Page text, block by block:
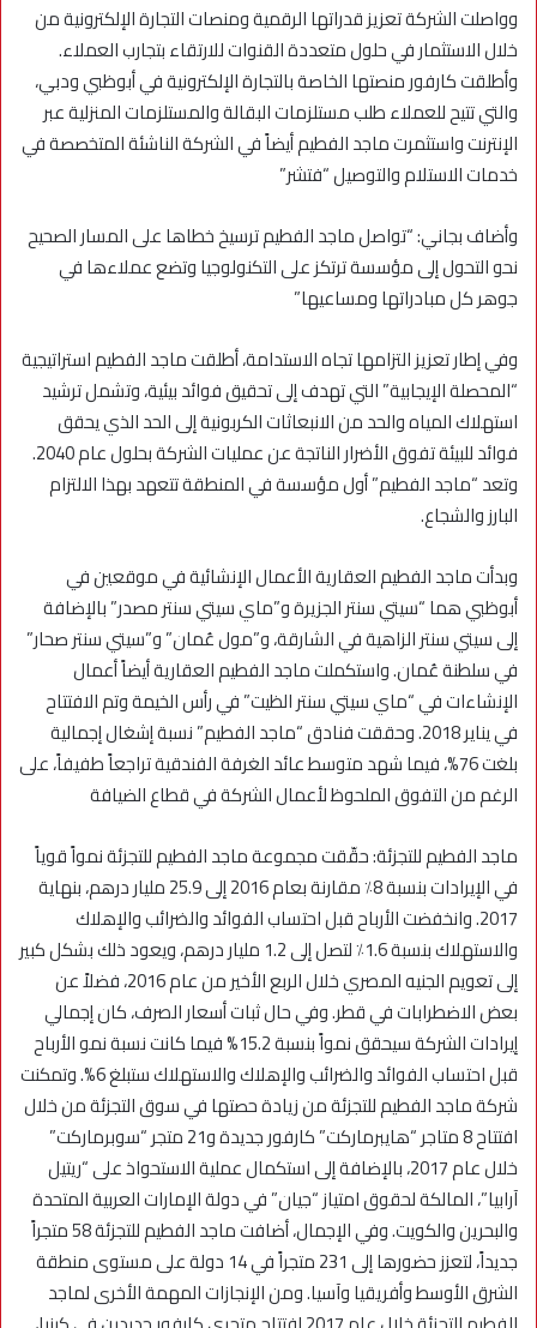
وواصلت الشركة تعزيز قدراتها الرقمية ومنصات التجارة الإلكترونية من
خلال الاستثمار في حلول متعددة القنوات للارتقاء بتجارب العملاء.
وأطلقت كارفور منصتها الخاصة بالتجارة الإلكترونية في أبوظبي ودبي،
والتي تتيح للعملاء طلب مستلزمات البقالة والمستلزمات المنزلية عبر
الإنترنت واستثمرت ماجد الفطيم أيضاً في الشركة الناشئة المتخصصة في
خدمات الاستلام والتوصيل “فتشر”
وأضاف بجاني: “تواصل ماجد الفطيم ترسيخ خطاها على المسار الصحيح
نحو التحول إلى مؤسسة ترتكز على التكنولوجيا وتضع عملاءها في
جوهر كل مبادراتها ومساعيها”
وفي إطار تعزيز التزامها تجاه الاستدامة، أطلقت ماجد الفطيم استراتيجية
“المحصلة الإيجابية” التي تهدف إلى تحقيق فوائد بيئية، وتشمل ترشيد
استهلاك المياه والحد من الانبعاثات الكربونية إلى الحد الذي يحقق
فوائد للبيئة تفوق الأضرار الناتجة عن عمليات الشركة بحلول عام 2040.
وتعد “ماجد الفطيم” أول مؤسسة في المنطقة تتعهد بهذا الالتزام
البارز والشجاع.
وبدأت ماجد الفطيم العقارية الأعمال الإنشائية في موقعين في
أبوظبي هما “سيتي سنتر الجزيرة و”ماي سيتي سنتر مصدر” بالإضافة
إلى سيتي سنتر الزاهية في الشارقة، و”مول عُمان” و”سيتي سنتر صحار”
في سلطنة عُمان. واستكملت ماجد الفطيم العقارية أيضاً أعمال
الإنشاءات في “ماي سيتي سنتر الظيت” في رأس الخيمة وتم الافتتاح
في يناير 2018. وحققت فنادق “ماجد الفطيم” نسبة إشغال إجمالية
بلغت 76%، فيما شهد متوسط عائد الغرفة الفندقية تراجعاً طفيفاً، على
الرغم من التفوق الملحوظ لأعمال الشركة في قطاع الضيافة
ماجد الفطيم للتجزئة: حقّقت مجموعة ماجد الفطيم للتجزئة نمواً قوياً
في الإيرادات بنسبة 8٪ مقارنة بعام 2016 إلى 25.9 مليار درهم، بنهاية
2017. وانخفضت الأرباح قبل احتساب الفوائد والضرائب والإهلاك
والاستهلاك بنسبة 1.6٪ لتصل إلى 1.2 مليار درهم، ويعود ذلك بشكل كبير
إلى تعويم الجنيه المصري خلال الربع الأخير من عام 2016، فضلاً عن
بعض الاضطرابات في قطر. وفي حال ثبات أسعار الصرف، كان إجمالي
إيرادات الشركة سيحقق نمواً بنسبة 15.2% فيما كانت نسبة نمو الأرباح
قبل احتساب الفوائد والضرائب والإهلاك والاستهلاك ستبلغ 6%. وتمكنت
شركة ماجد الفطيم للتجزئة من زيادة حصتها في سوق التجزئة من خلال
افتتاح 8 متاجر “هايبرماركت” كارفور جديدة و21 متجر “سوبرماركت”
خلال عام 2017، بالإضافة إلى استكمال عملية الاستحواذ على “ريتيل
آرابيا”، المالكة لحقوق امتياز “جيان” في دولة الإمارات العربية المتحدة
والبحرين والكويت. وفي الإجمال، أضافت ماجد الفطيم للتجزئة 58 متجراً
جديداً، لتعزز حضورها إلى 231 متجراً في 14 دولة على مستوى منطقة
الشرق الأوسط وأفريقيا وآسيا. ومن الإنجازات المهمة الأخرى لماجد